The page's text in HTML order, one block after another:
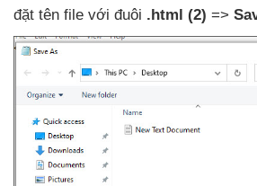
đặt tên file với đuôi .html (2) =>